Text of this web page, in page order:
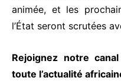
animée, et les
l’État seront scrutées
Rejoignez notre
toute l’actualité